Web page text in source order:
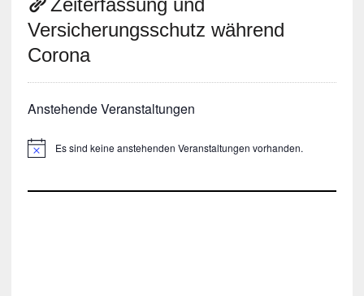
Versicherungsschutz während
Corona
Anstehende Veranstaltungen
H
w
Es sind keine anstehenden Veranstaltungen vorhanden.